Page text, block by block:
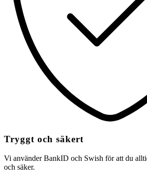
Tryggt och säkert
Vi använder BankID och Swish för att du
och säker.